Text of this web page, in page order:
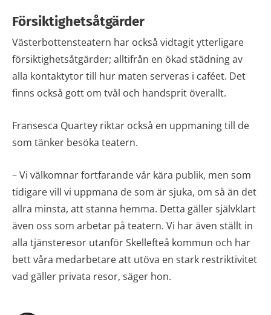
Försiktighetsåtgärder
Västerbottensteatern har också vidtagit ytterligare
försiktighetsåtgärder; alltifrån en ökad städning av
alla kontaktytor till hur maten serveras i caféet. Det
finns också gott om tvål och handsprit överallt.
Fransesca Quartey riktar också en uppmaning till de
som tänker besöka teatern.
– Vi välkomnar fortfarande vår kära publik, men som
tidigare vill vi uppmana de som är sjuka, om så än det
allra minsta, att stanna hemma. Detta gäller självklart
även oss som arbetar på teatern. Vi har även ställt in
alla tjänsteresor utanför Skellefteå kommun och har
bett våra medarbetare att utöva en stark restriktivitet
vad gäller privata resor, säger hon.